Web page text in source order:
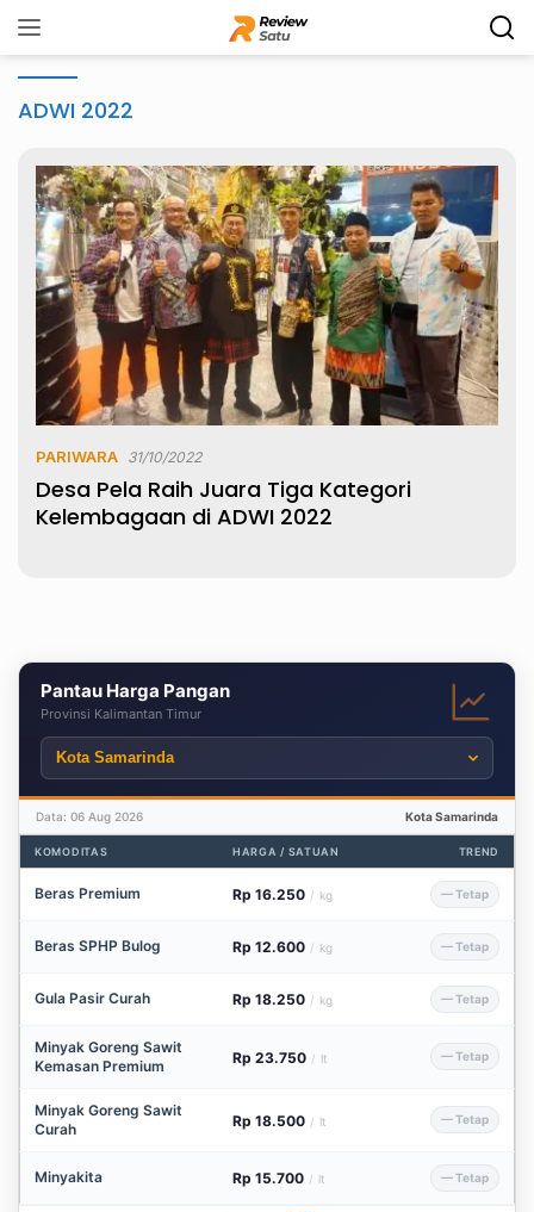
ke
ADWI 2022
PARIWARA 31/10/2022
Desa Pela Raih Juara Tiga Kategori
Kelembagaan di ADWI 2022
Pantau Harga Pangan
Provinsi Kalimantan Timur
Data: 06 Aug 2026 Kota Samarinda
KOMODITAS HARGA / SATUAN TREND
Beras Premium Rp 16.250 / kg — Tetap
Beras SPHP Bulog Rp 12.600 / kg — Tetap
Gula Pasir Curah Rp 18.250 / kg — Tetap
Minyak Goreng Sawit
Kemasan Premium
Rp 23.750 / lt — Tetap
Minyak Goreng Sawit
Curah
Rp 18.500 / lt — Tetap
Minyakita Rp 15.700 / lt — Tetap